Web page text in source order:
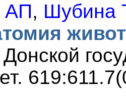
АП, Шубина
Донской